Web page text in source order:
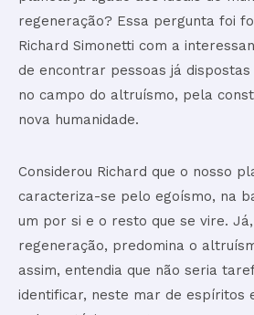
regeneração? Essa pergunta foi
Richard Simonetti com a
de encontrar pessoas já
no campo do altruísmo, pela
nova humanidade.
Considerou Richard que o nosso
caracteriza-se pelo egoísmo, na
um por si e o resto que se vire.
regeneração, predomina o
assim, entendia que não seria
identificar, neste mar de espíritos